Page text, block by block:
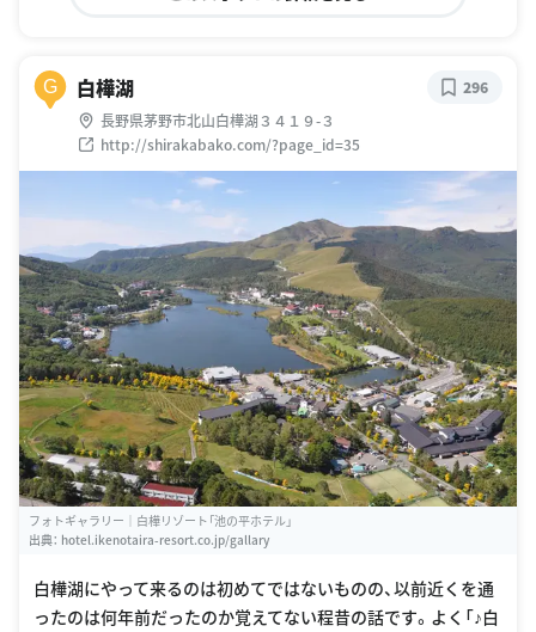
G 白樺湖
長野県茅野市北山白樺湖３４１９-３
http://shirakabako.com/?page_id=35
296
フォトギャラリー｜白樺リゾート「池の平ホテル」
出典： hotel.ikenotaira-resort.co.jp/gallary
白樺湖にやって来るのは初めてではないものの、以前近くを通
ったのは何年前だったのか覚えてない程昔の話です。よく「♪白